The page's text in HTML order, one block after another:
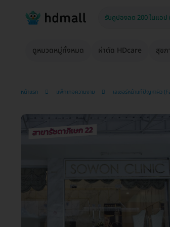
ดูหมวดหมู่ทั้งหมด ผ่าตัด HDcare สุขภ
หน้าแรก แพ็กเกจความงาม เลเซอร์หน้าแก้ปัญหาผิว